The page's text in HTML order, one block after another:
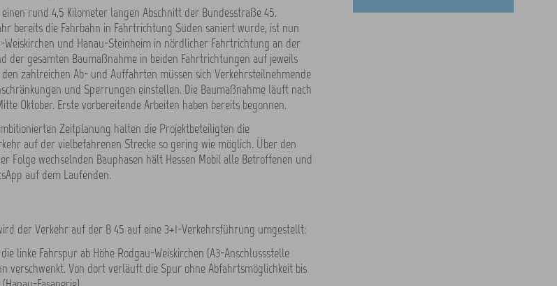
einen rund 4,5 Kilometer langen Abschnitt der Bundesstraße 45.
bereits die Fahrbahn in Fahrtrichtung Süden saniert wurde, ist nun
Weiskirchen und Hanau-Steinheim in nördlicher Fahrtrichtung an der
der gesamten Baumaßnahme in beiden Fahrtrichtungen auf jeweils
zahlreichen Ab- und Auffahrten müssen sich Verkehrsteilnehmende
und Sperrungen einstellen. Die Baumaßnahme läuft nach
Oktober. Erste vorbereitende Arbeiten haben bereits begonnen.
Zeitplanung halten die Projektbeteiligten die
auf der vielbefahrenen Strecke so gering wie möglich. Über den
Folge wechselnden Bauphasen hält Hessen Mobil alle Betroffenen und
auf dem Laufenden.
der Verkehr auf der B 45 auf eine 3+1-Verkehrsführung umgestellt:
linke Fahrspur ab Höhe Rodgau-Weiskirchen (A3-Anschlussstelle
verschwenkt. Von dort verläuft die Spur ohne Abfahrtsmöglichkeit bis